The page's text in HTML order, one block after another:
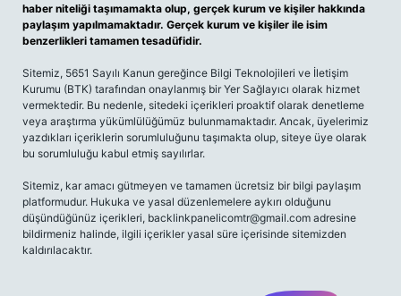
haber niteliği taşımamakta olup, gerçek kurum ve kişiler hakkında
paylaşım yapılmamaktadır. Gerçek kurum ve kişiler ile isim
benzerlikleri tamamen tesadüfidir.
Sitemiz, 5651 Sayılı Kanun gereğince Bilgi Teknolojileri ve İletişim
Kurumu (BTK) tarafından onaylanmış bir Yer Sağlayıcı olarak hizmet
vermektedir. Bu nedenle, sitedeki içerikleri proaktif olarak denetleme
veya araştırma yükümlülüğümüz bulunmamaktadır. Ancak, üyelerimiz
yazdıkları içeriklerin sorumluluğunu taşımakta olup, siteye üye olarak
bu sorumluluğu kabul etmiş sayılırlar.
Sitemiz, kar amacı gütmeyen ve tamamen ücretsiz bir bilgi paylaşım
platformudur. Hukuka ve yasal düzenlemelere aykırı olduğunu
düşündüğünüz içerikleri, backlinkpanelicomtr@gmail.com adresine
bildirmeniz halinde, ilgili içerikler yasal süre içerisinde sitemizden
kaldırılacaktır.